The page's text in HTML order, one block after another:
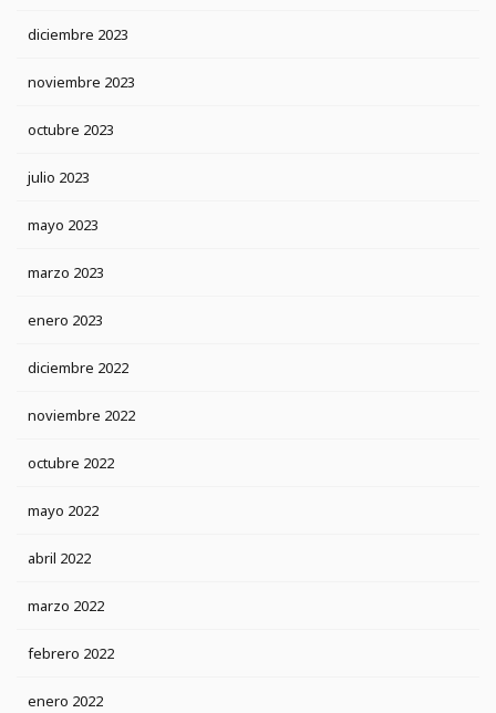
diciembre 2023
noviembre 2023
octubre 2023
julio 2023
mayo 2023
marzo 2023
enero 2023
diciembre 2022
noviembre 2022
octubre 2022
mayo 2022
abril 2022
marzo 2022
febrero 2022
enero 2022